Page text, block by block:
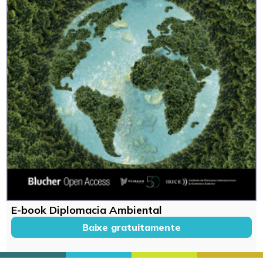
E-book Diplomacia Ambiental
Baixe gratuitamente